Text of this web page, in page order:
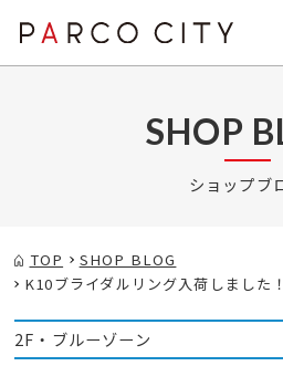
SHOP
ショップブ
TOP
SHOP BLOG
K10ブライダルリング入荷しました
2F・ブルーゾーン